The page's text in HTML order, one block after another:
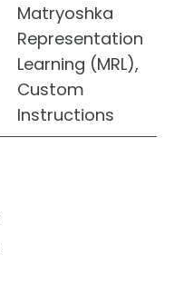
Matryoshka
Representation
Learning (MRL),
Custom
Instructions